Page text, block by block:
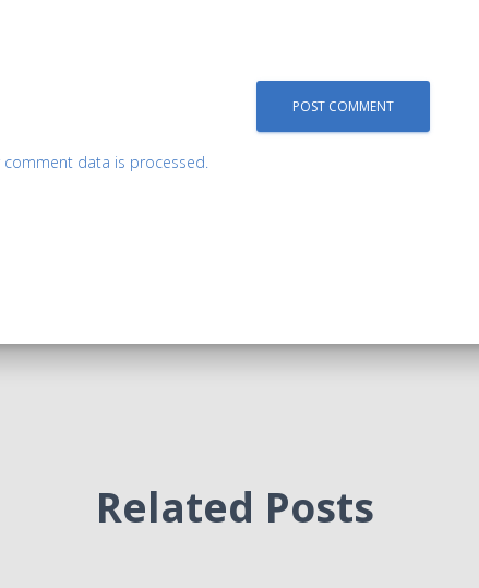
comment data is processed.
Related Posts